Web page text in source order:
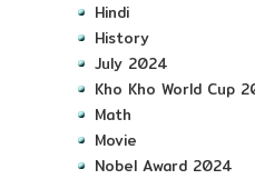
Hindi
History
July 2024
Kho Kho World Cup
Math
Movie
Nobel Award 2024